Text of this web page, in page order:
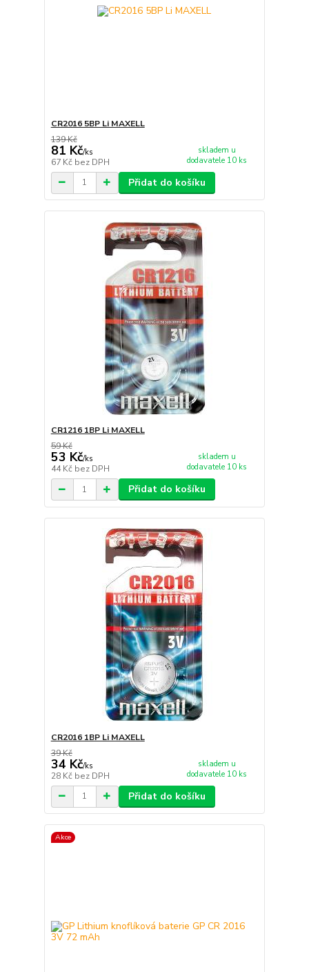
CR2016 5BP Li MAXELL
139 Kč
81 Kč/ks
67 Kč bez DPH
skladem u
dodavatele 10 ks
Přidat do košíku
CR1216 1BP Li MAXELL
59 Kč
53 Kč/ks
44 Kč bez DPH
skladem u
dodavatele 10 ks
Přidat do košíku
CR2016 1BP Li MAXELL
39 Kč
34 Kč/ks
28 Kč bez DPH
skladem u
dodavatele 10 ks
Přidat do košíku
Akce